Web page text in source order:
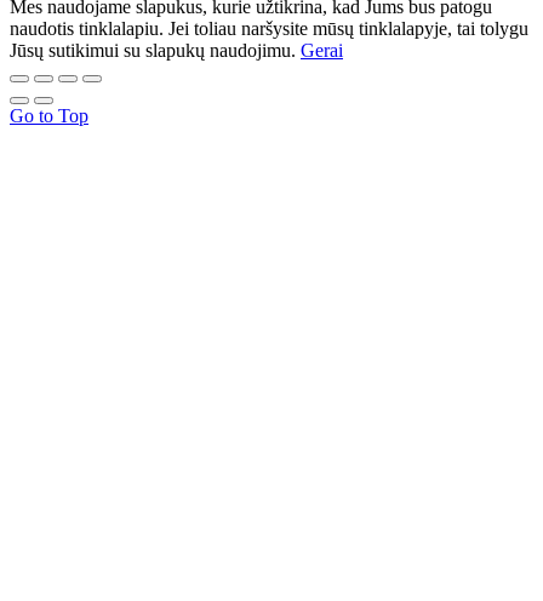
Mes naudojame slapukus, kurie užtikrina, kad Jums bus patogu
naudotis tinklalapiu. Jei toliau naršysite mūsų tinklalapyje, tai tolygu
Jūsų sutikimui su slapukų naudojimu. Gerai
Go to Top